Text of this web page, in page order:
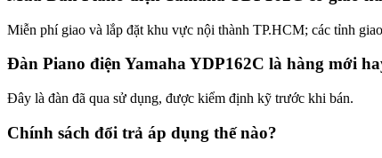
Miễn phí giao và lắp đặt khu vực nội thành TP.HCM; các tỉnh
Đàn Piano điện Yamaha YDP162C là hàng mới
Đây là đàn đã qua sử dụng, được kiểm định kỹ trước khi bán.
Chính sách đổi trả áp dụng thế nào?